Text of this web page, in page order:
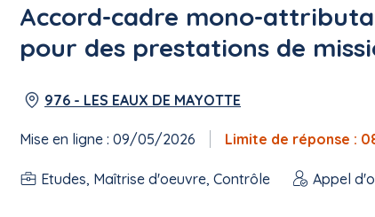
Accord-cadre mono-
pour des prestations de
976 - LES EAUX DE MAYOTTE
Mise en ligne : 09/05/2026 Limite de réponse :
Etudes, Maîtrise d'oeuvre, Contrôle Appel